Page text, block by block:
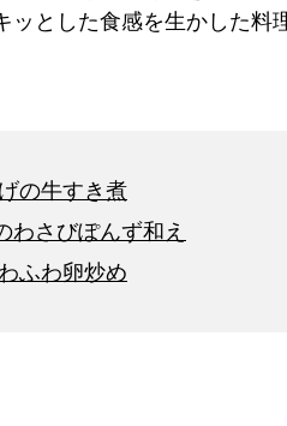
とした食感を生かした料
の牛すき煮
わさびぽんず和え
ふわ卵炒め